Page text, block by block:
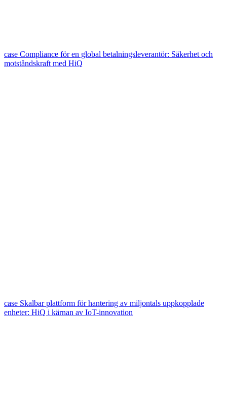
case Compliance för en global betalningsleverantör: Säkerhet och
motståndskraft med HiQ
case Skalbar plattform för hantering av miljontals uppkopplade
enheter: HiQ i kärnan av IoT-innovation